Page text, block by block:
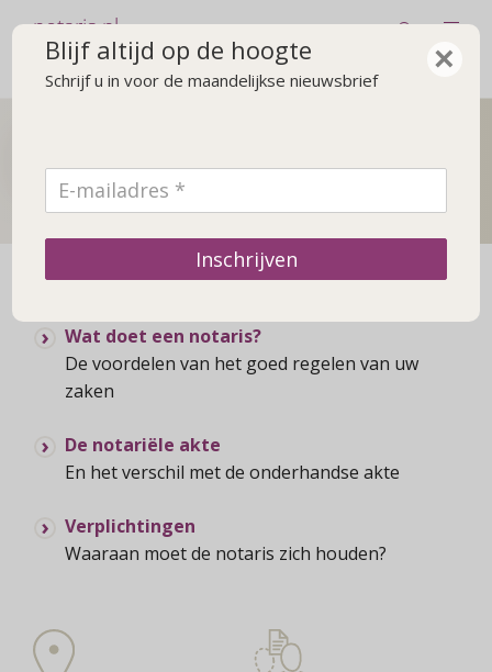
notaris.nl
De notaris
Achtergrond over de notaris en praktische zaken
Wat doet een notaris?
De voordelen van het goed regelen van uw
zaken
De notariële akte
En het verschil met de onderhandse akte
Verplichtingen
Waaraan moet de notaris zich houden?
×
Blijf altijd op de hoogte
Schrijf u in voor de maandelijkse nieuwsbrief
Inschrijven